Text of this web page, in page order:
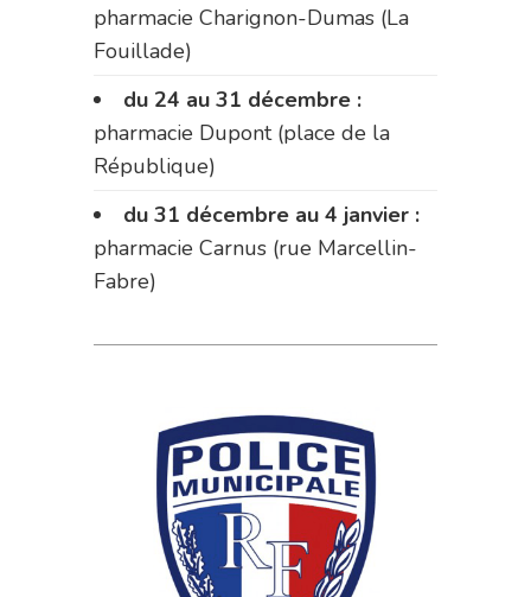
pharmacie Charignon-Dumas (La
Fouillade)
du 24 au 31 décembre :
pharmacie Dupont (place de la
République)
du 31 décembre au 4 janvier :
pharmacie Carnus (rue Marcellin-
Fabre)